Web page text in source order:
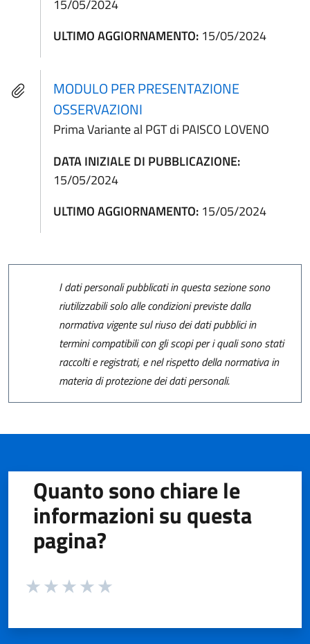
15/05/2024
ULTIMO AGGIORNAMENTO: 15/05/2024
MODULO PER PRESENTAZIONE
OSSERVAZIONI
Prima Variante al PGT di PAISCO LOVENO
DATA INIZIALE DI PUBBLICAZIONE:
15/05/2024
ULTIMO AGGIORNAMENTO: 15/05/2024
I dati personali pubblicati in questa sezione sono
riutilizzabili solo alle condizioni previste dalla
normativa vigente sul riuso dei dati pubblici in
termini compatibili con gli scopi per i quali sono stati
raccolti e registrati, e nel rispetto della normativa in
materia di protezione dei dati personali.
Quanto sono chiare le
informazioni su questa
pagina?
Valuta da 1 a 5 stelle la pagina